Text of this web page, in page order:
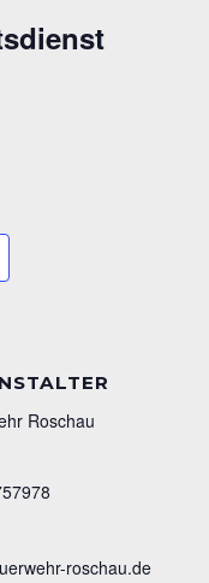
Roschau
roschau.de